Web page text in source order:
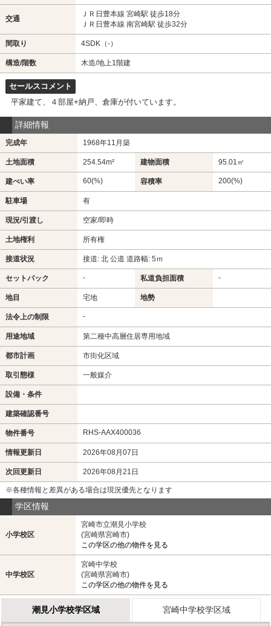
交通
ＪＲ日豊本線 宮崎駅 徒歩18分
ＪＲ日豊本線 南宮崎駅 徒歩32分
間取り 4SDK（-）
構造/階数 木造/地上1階建
セールスコメント
平家建て、４部屋+納戸、倉庫が付いています。
詳細情報
完成年 1968年11月築
土地面積 254.54m² 建物面積 95.01㎡
建ぺい率 60(%) 容積率 200(%)
駐車場 有
現況/引渡し 空家/即時
土地権利 所有権
接道状況 接道: 北 公道 道路幅: 5ｍ
セットバック - 私道負担面積 -
地目 宅地 地勢
法令上の制限 -
用途地域 第二種中高層住居専用地域
都市計画 市街化区域
取引態様 一般媒介
設備・条件
建築確認番号
物件番号 RHS-AAX400036
情報更新日 2026年08月07日
次回更新日 2026年08月21日
※各種情報と差異がある場合は現況優先となります
学区情報
小学校区
宮崎市立潮見小学校
(宮崎県宮崎市)
この学区の他の物件を見る
中学校区
宮崎中学校
(宮崎県宮崎市)
この学区の他の物件を見る
潮見小学校学区域 宮崎中学校学区域